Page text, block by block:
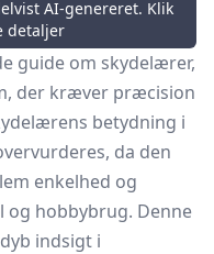
AI-genereret. Klik
detaljer
guide om skydelærer,
der kræver præcision
betydning i
da den
enkelhed og
og hobbybrug. Denne
indsigt i